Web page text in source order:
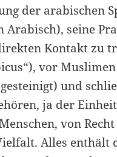
der arabischen
Arabisch), seine
Kontakt zu
vor
und
ja der
von
Alles enthält